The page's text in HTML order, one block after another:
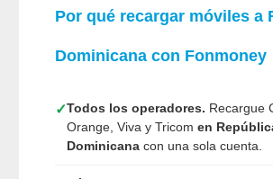
Por qué recargar móviles a
Dominicana con Fonmoney
✓Todos los operadores. Recargue
Orange, Viva y Tricom en
Dominicana con una sola cuenta.